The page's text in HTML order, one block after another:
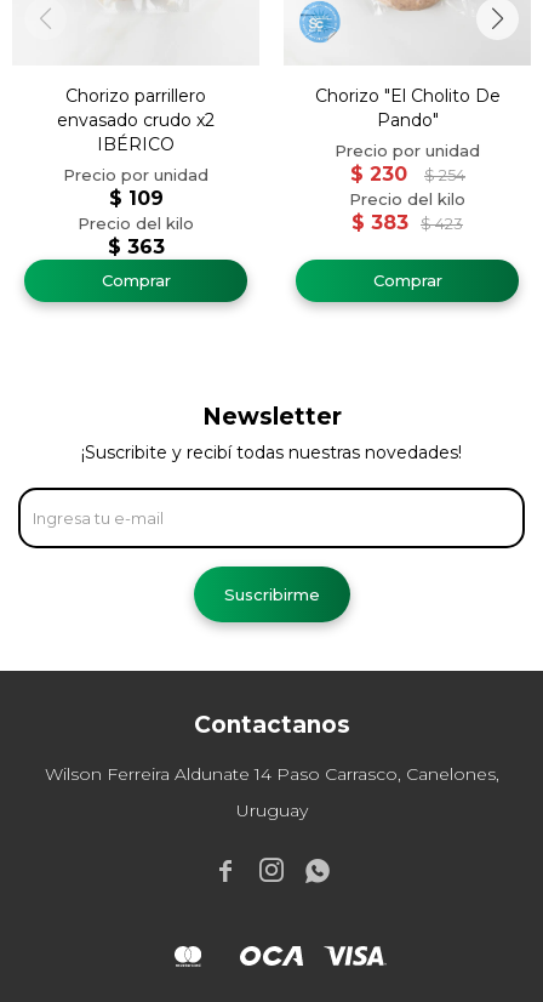
Chorizo parrillero
envasado crudo x2
IBÉRICO
$ 363
$ 109
Chorizo "El Cholito De
Pando"
$ 383 $ 423
$ 230 $ 254
Contactanos
Wilson Ferreira Aldunate 14 Paso Carrasco, Canelones,
Uruguay
  
Newsletter
¡Suscribite y recibí todas nuestras novedades!
Suscribirme